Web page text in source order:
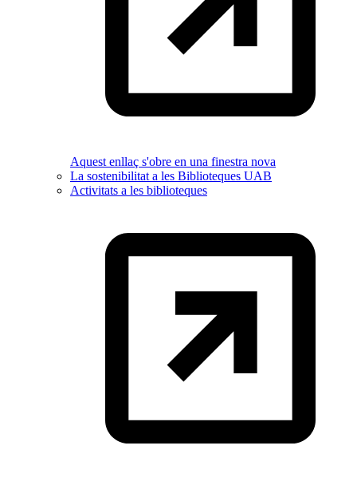
Aquest enllaç s'obre en una finestra nova
La sostenibilitat a les Biblioteques UAB
Activitats a les biblioteques